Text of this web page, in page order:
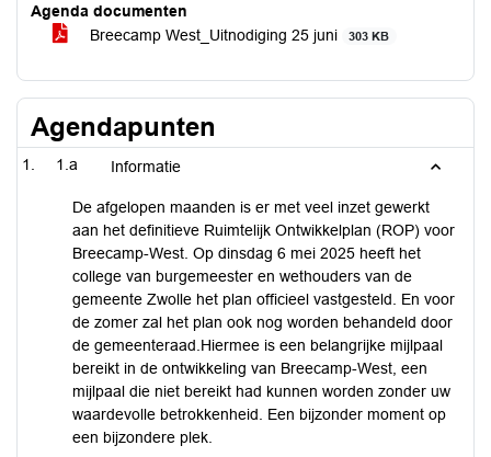
Agenda documenten
Breecamp West_Uitnodiging 25 juni
303 KB
Agendapunten
1.a Informatie
De afgelopen maanden is er met veel inzet gewerkt
aan het definitieve Ruimtelijk Ontwikkelplan (ROP) voor
Breecamp-West. Op dinsdag 6 mei 2025 heeft het
college van burgemeester en wethouders van de
gemeente Zwolle het plan officieel vastgesteld. En voor
de zomer zal het plan ook nog worden behandeld door
de gemeenteraad.Hiermee is een belangrijke mijlpaal
bereikt in de ontwikkeling van Breecamp-West, een
mijlpaal die niet bereikt had kunnen worden zonder uw
waardevolle betrokkenheid. Een bijzonder moment op
een bijzondere plek.